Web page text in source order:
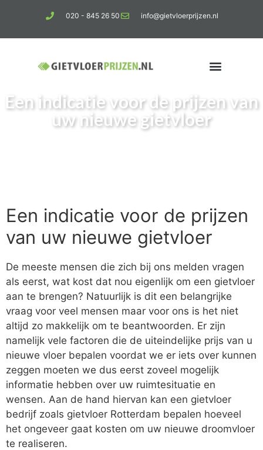
020 - 845 26 50 info@gietvloerprijzen.nl
Een indicatie voor de prijzen van
uw nieuwe gietvloer
Een indicatie voor de prijzen
van uw nieuwe gietvloer
De meeste mensen die zich bij ons melden vragen
als eerst, wat kost dat nou eigenlijk om een gietvloer
aan te brengen? Natuurlijk is dit een belangrijke
vraag voor veel mensen maar voor ons is het niet
altijd zo makkelijk om te beantwoorden. Er zijn
namelijk vele factoren die de uiteindelijke prijs van u
nieuwe vloer bepalen voordat we er iets over kunnen
zeggen moeten we dus eerst zoveel mogelijk
informatie hebben over uw ruimtesituatie en
wensen. Aan de hand hiervan kan een gietvloer
bedrijf zoals gietvloer Rotterdam bepalen hoeveel
het ongeveer gaat kosten om uw nieuwe droomvloer
te realiseren.